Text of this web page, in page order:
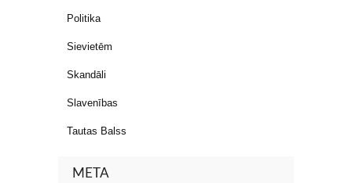
Politika
Sievietēm
Skandāli
Slavenības
Tautas Balss
META